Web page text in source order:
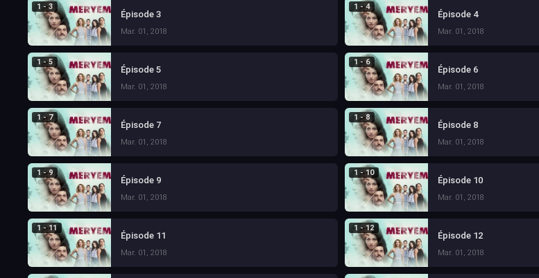
1 - 3
Épisode 3
Mar. 01, 2018
1 - 4
Épisode 4
Mar. 01, 2018
1 - 5
Épisode 5
Mar. 01, 2018
1 - 6
Épisode 6
Mar. 01, 2018
1 - 7
Épisode 7
Mar. 01, 2018
1 - 8
Épisode 8
Mar. 01, 2018
1 - 9
Épisode 9
Mar. 01, 2018
1 - 10
Épisode 10
Mar. 01, 2018
1 - 11
Épisode 11
Mar. 01, 2018
1 - 12
Épisode 12
Mar. 01, 2018